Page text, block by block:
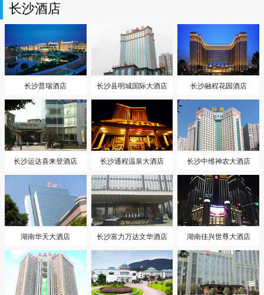
长沙酒店
长沙普瑞酒店 长沙县明城国际大酒店 长沙融程花园酒店
长沙运达喜来登酒店 长沙通程温泉大酒店 长沙中维神农大酒店
湖南华天大酒店 长沙富力万达文华酒店 湖南佳兴世尊大酒店